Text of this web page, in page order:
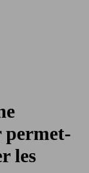
permet-
les